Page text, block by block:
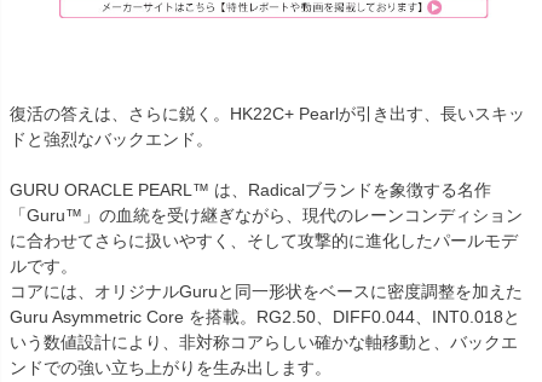
復活の答えは、さらに鋭く。HK22C+ Pearlが引き出す、長いスキッ
ドと強烈なバックエンド。
GURU ORACLE PEARL™ は、Radicalブランドを象徴する名作
「Guru™」の血統を受け継ぎながら、現代のレーンコンディション
に合わせてさらに扱いやすく、そして攻撃的に進化したパールモデ
ルです。
コアには、オリジナルGuruと同一形状をベースに密度調整を加えた
Guru Asymmetric Core を搭載。RG2.50、DIFF0.044、INT0.018と
いう数値設計により、非対称コアらしい確かな軸移動と、バックエ
ンドでの強い立ち上がりを生み出します。